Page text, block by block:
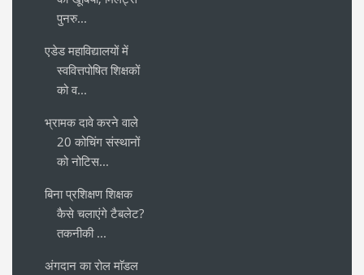
पुनरु...
एडेड महाविद्यालयों में
स्ववित्तपोषित शिक्षकों
को व...
भ्रामक दावे करने वाले
20 कोचिंग संस्थानों
को नोटिस...
बिना प्रशिक्षण शिक्षक
कैसे चलाएंगे टैबलेट?
तकनीकी ...
अंगदान का रोल माॅडल